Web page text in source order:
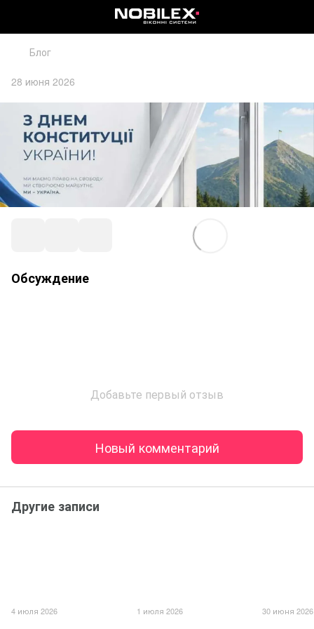
Блог
28 июня 2026
Обсуждение
Добавьте первый отзыв
Новый комментарий
Другие записи
4 июля 2026 1 июля 2026 30 июня 2026